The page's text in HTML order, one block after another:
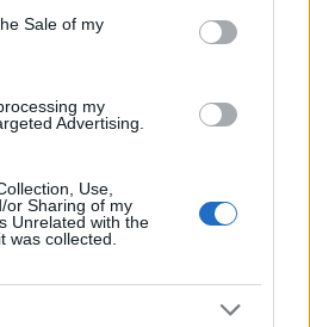
Sale of my
my
Advertising.
Use,
or Sharing of my
Unrelated with the
was collected.